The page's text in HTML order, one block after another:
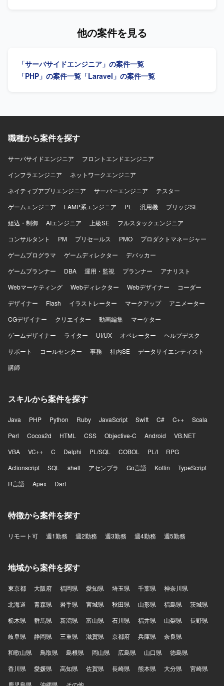
既存システムの改善と刷新を通じて、保守性や信頼性向上
開発になります。次期フレームワークとしてLaravelや
Symfony等のMVCフレームワークを検討し、E2Eテスト自
おけるスケジュール管理やメンバー管理も行っていただ
業務システムの品質向上に取り組んでいただきます。 【求
める人物像】 上流工程から運用保守まで幅広い工程に主体
ケーションを取りながら業務を進められる方にマッチした
保守まで、クラウド業務システム開発の全工程に関わるこ
とができるため、上流から下流まで一貫した経験を積むこ
とができます。SE、PG、管理といった複数の役割を柔軟に
担うことで、技術スキルとマネジメントスキルの双方を磨
いていただけます。 【開発環境】 PHPおよびLaravelを用
他の案件を見る
「サーバサイドエンジニア」の案件一覧
「PHP」の案件一覧 「Laravel」の案件一覧
職種から案件を探す
サーバサイドエンジニア
フロントエンドエンジニア
インフラエンジニア
ネットワークエンジニア
ネイティブアプリエンジニア
サーバーエンジニア
テスター
ゲームエンジニア
LAMP系エンジニア PL 汎用機
ブリッジSE
組込・制御
AIエンジニア 上級SE
フルスタックエンジニア
コンサルタント
PM プリセールス PMO
プロダクトマネージャー
ゲームプログラマ
ゲームディレクター
デバッカー
ゲームプランナー
DBA 運用・監視 プランナー
アナリスト
Webマーケティング
Webディレクター Webデザイナー
コーダー
デザイナー
Flash イラストレーター マークアップ
アニメーター
CGデザイナー
クリエイター 動画編集
マーケター
ゲームデザイナー
ライター UI/UX オペレーター
ヘルプデスク
サポート
コールセンター 事務 社内SE
データサイエンティスト
講師
スキルから案件を探す
Java PHP Python Ruby JavaScript Swift C# C++
Scala
Perl
Cocos2d HTML CSS Objective-C Android
VB.NET
VBA
VC++ C Delphi PL/SQL COBOL PL/I
RPG
Actionscript
SQL shell アセンブラ Go言語 Kotlin
TypeScript
R言語
Apex Dart
特徴から案件を探す
リモート可 週1勤務 週2勤務 週3勤務 週4勤務 週5勤務
地域から案件を探す
東京都 大阪府 福岡県 愛知県 埼玉県 千葉県
神奈川県
北海道
青森県 岩手県 宮城県 秋田県 山形県 福島県
茨城県
栃木県
群馬県 新潟県 富山県 石川県 福井県 山梨県
長野県
岐阜県
静岡県 三重県 滋賀県 京都府 兵庫県
奈良県
和歌山県
鳥取県 島根県 岡山県 広島県 山口県
徳島県
香川県
愛媛県 高知県 佐賀県 長崎県 熊本県 大分県
宮崎県
鹿児島県
沖縄県 その他